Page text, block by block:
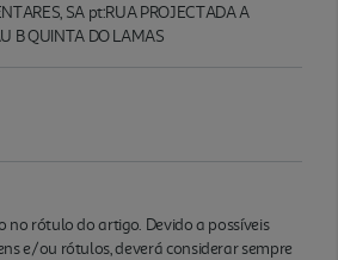
SA pt:RUA PROJECTADA A
B QUINTA DO LAMAS
rótulo do artigo. Devido a possíveis
e/ou rótulos, deverá considerar sempre